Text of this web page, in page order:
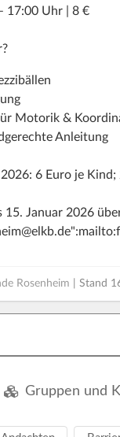
17:00 Uhr | 8 €
Motorik &
Anleitung
6 Euro je
15. Januar 2026
Rosenheim | Stand
Gruppen und